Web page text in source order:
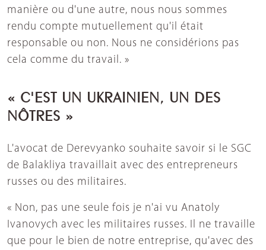
manière ou d'une autre, nous nous sommes
rendu compte mutuellement qu'il était
responsable ou non. Nous ne considérions pas
cela comme du travail. »
« C'EST UN UKRAINIEN, UN DES
NÔTRES »
L'avocat de Derevyanko souhaite savoir si le SGC
de Balakliya travaillait avec des entrepreneurs
russes ou des militaires.
« Non, pas une seule fois je n'ai vu Anatoly
Ivanovych avec les militaires russes. Il ne travaille
que pour le bien de notre entreprise, qu'avec des